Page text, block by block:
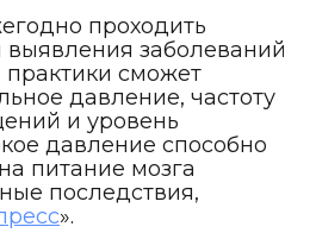
проходить
заболеваний
сможет
давление, частоту
и уровень
давление способно
питание мозга
последствия,
».